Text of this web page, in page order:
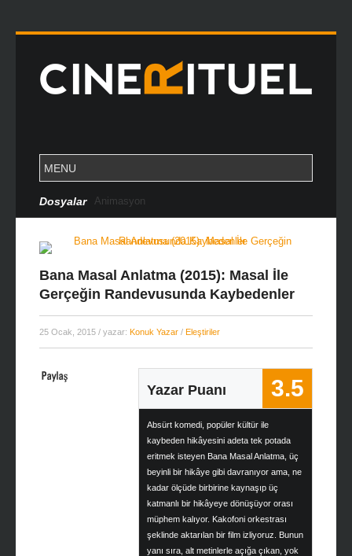
Dosyalar Cannes Özel Dosya
Bana Masal Anlatma (2015): Masal İle
Gerçeğin Randevusunda Kaybedenler
25 Ocak, 2015 / yazar: Konuk Yazar / Eleştiriler
Yazar Puanı 3.5
Absürt komedi, popüler kültür ile
kaybeden hikâyesini adeta tek potada
eritmek isteyen Bana Masal Anlatma, üç
beyinli bir hikâye gibi davranıyor ama, ne
kadar ölçüde birbirine kaynaşıp üç
katmanlı bir hikâyeye dönüşüyor orası
müphem kalıyor. Kakofoni orkestrası
şeklinde aktarılan bir film izliyoruz. Bunun
yanı sıra, alt metinlerle açığa çıkan, yok